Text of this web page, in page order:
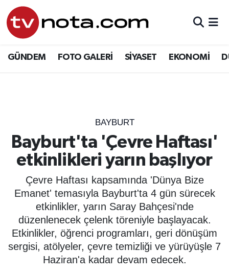
GÜNDEM FOTO GALERİ SİYASET EKONOMİ
BAYBURT
Bayburt'ta 'Çevre Haftası'
etkinlikleri yarın başlıyor
Çevre Haftası kapsamında 'Dünya Bize
Emanet' temasıyla Bayburt'ta 4 gün sürecek
etkinlikler, yarın Saray Bahçesi'nde
düzenlenecek çelenk töreniyle başlayacak.
Etkinlikler, öğrenci programları, geri dönüşüm
sergisi, atölyeler, çevre temizliği ve yürüyüşle 7
Haziran'a kadar devam edecek.
GÜNDEM
YURT
EĞİTİM
ÖZEL HABER
SAĞLIK
SPOR
Hava Durumu
Son Dakika Haberleri
Haber Arşivi